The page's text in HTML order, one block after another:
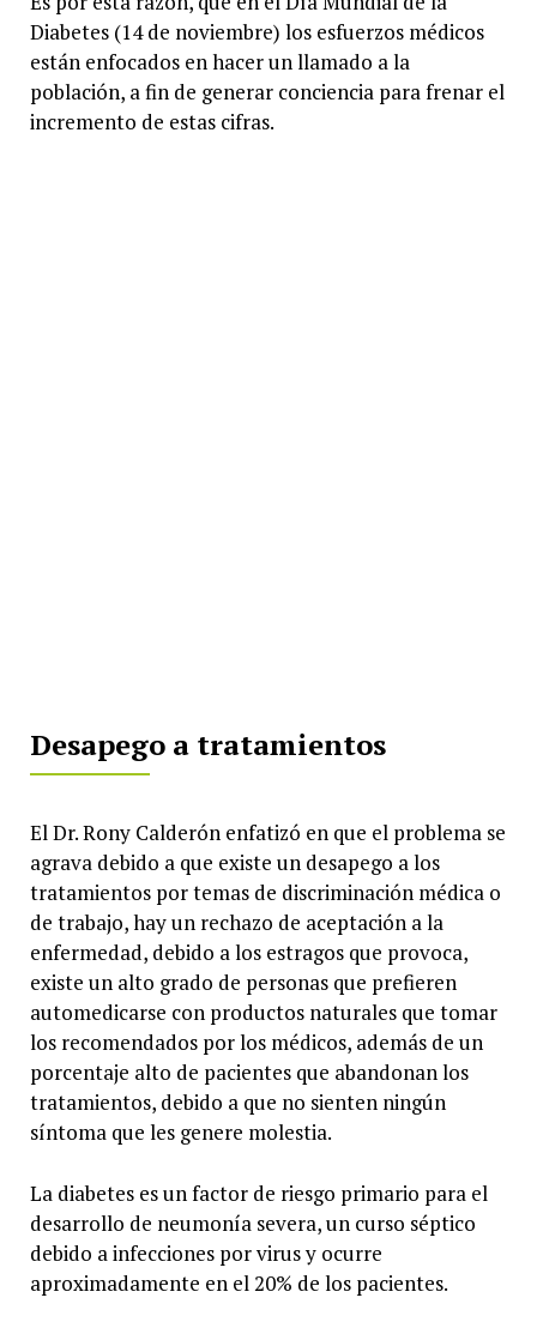
Diabetes (14 de noviembre) los esfuerzos médicos
están enfocados en hacer un llamado a la
población, a fin de generar conciencia para frenar el
incremento de estas cifras.
Desapego a tratamientos
El Dr. Rony Calderón enfatizó en que el problema se
agrava debido a que existe un desapego a los
tratamientos por temas de discriminación médica o
de trabajo, hay un rechazo de aceptación a la
enfermedad, debido a los estragos que provoca,
existe un alto grado de personas que prefieren
automedicarse con productos naturales que tomar
los recomendados por los médicos, además de un
porcentaje alto de pacientes que abandonan los
tratamientos, debido a que no sienten ningún
síntoma que les genere molestia.
La diabetes es un factor de riesgo primario para el
desarrollo de neumonía severa, un curso séptico
debido a infecciones por virus y ocurre
aproximadamente en el 20% de los pacientes.